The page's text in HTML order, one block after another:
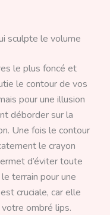
sculpte le volume
le plus foncé et
le contour de vos
pour une illusion
déborder sur la
Une fois le contour
le crayon
d’éviter toute
terrain pour une
cruciale, car elle
ombré lips.